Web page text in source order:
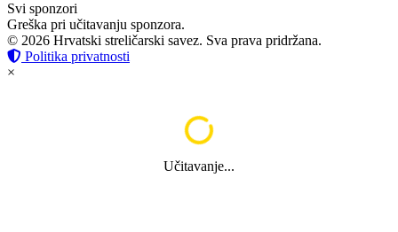
Svi sponzori
Greška pri učitavanju sponzora.
© 2026 Hrvatski streličarski savez. Sva prava pridržana.
Politika privatnosti
×
Učitavanje...